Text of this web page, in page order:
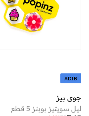
ADIB
جوي بيز
ليـل سويتيز بوبنز 5 قطع